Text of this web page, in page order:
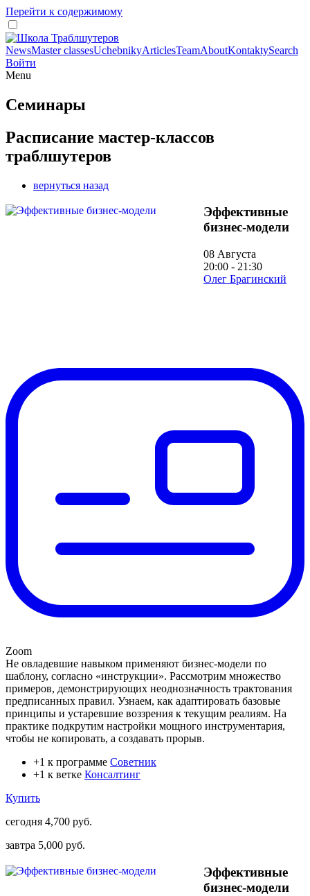
Перейти к содержимому
NewsMaster classesUchebnikyArticlesTeamAboutKontaktySearch
Войти
Menu
Семинары
Расписание мастер-классов
траблшутеров
вернуться назад
Эффективные
бизнес-модели
08 Августа
20:00 - 21:30
Олег Брагинский
Zoom
Не овладевшие навыком применяют бизнес-модели по
шаблону, согласно «инструкции». Рассмотрим множество
примеров, демонстрирующих неоднозначность трактования
предписанных правил. Узнаем, как адаптировать базовые
принципы и устаревшие воззрения к текущим реалиям. На
практике подкрутим настройки мощного инструментария,
чтобы не копировать, а создавать прорыв.
+1 к программе Советник
+1 к ветке Консалтинг
Купить
сегодня 4,700 руб.
завтра 5,000 руб.
Эффективные
бизнес-модели